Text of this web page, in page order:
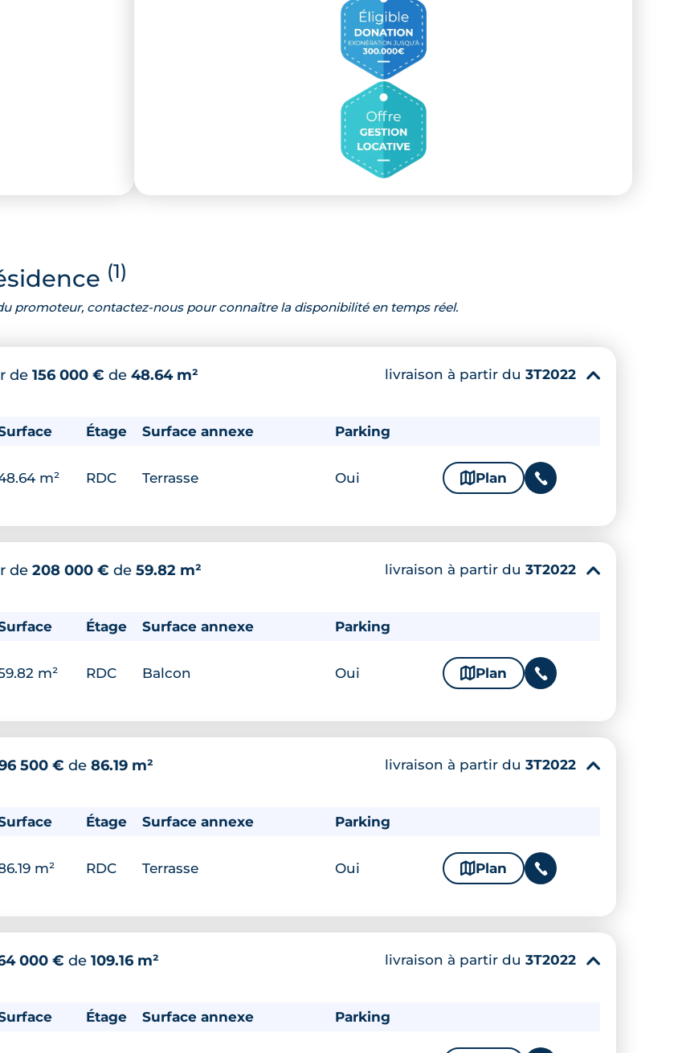
(1)
promoteur, contactez-nous pour connaître la disponibilité en temps réel.
de 156 000 € de 48.64 m² livraison à partir du 3T2022 ▾
Étage Surface annexe Parking
m² RDC Terrasse Oui 🗞 Plan 📞
de 208 000 € de 59.82 m² livraison à partir du 3T2022 ▾
Étage Surface annexe Parking
m² RDC Balcon Oui 🗞 Plan 📞
500 € de 86.19 m² livraison à partir du 3T2022 ▾
Étage Surface annexe Parking
m² RDC Terrasse Oui 🗞 Plan 📞
000 € de 109.16 m² livraison à partir du 3T2022 ▾
Étage Surface annexe Parking